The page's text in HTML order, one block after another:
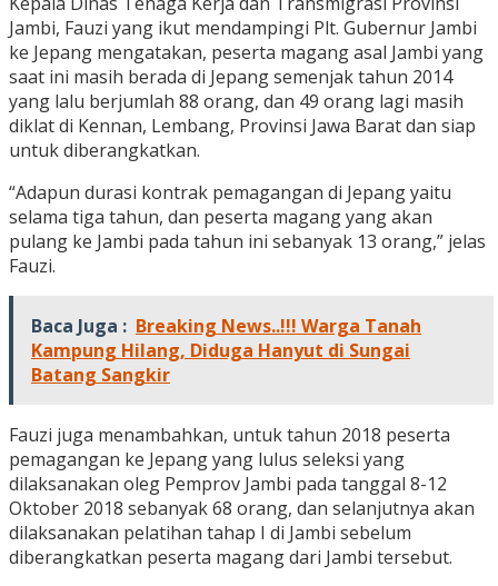
Jambi, Fauzi yang ikut mendampingi Plt. Gubernur Jambi
ke Jepang mengatakan, peserta magang asal Jambi yang
saat ini masih berada di Jepang semenjak tahun 2014
yang lalu berjumlah 88 orang, dan 49 orang lagi masih
diklat di Kennan, Lembang, Provinsi Jawa Barat dan siap
untuk diberangkatkan.
“Adapun durasi kontrak pemagangan di Jepang yaitu
selama tiga tahun, dan peserta magang yang akan
pulang ke Jambi pada tahun ini sebanyak 13 orang,” jelas
Fauzi.
Baca Juga : Breaking News..!!! Warga Tanah
Kampung Hilang, Diduga Hanyut di Sungai
Batang Sangkir
Fauzi juga menambahkan, untuk tahun 2018 peserta
pemagangan ke Jepang yang lulus seleksi yang
dilaksanakan oleg Pemprov Jambi pada tanggal 8-12
Oktober 2018 sebanyak 68 orang, dan selanjutnya akan
dilaksanakan pelatihan tahap I di Jambi sebelum
diberangkatkan peserta magang dari Jambi tersebut.